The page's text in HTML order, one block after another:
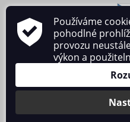
O nás Obchodní
Přihlásit
Používáme
pohodlné
provozu
výkon a